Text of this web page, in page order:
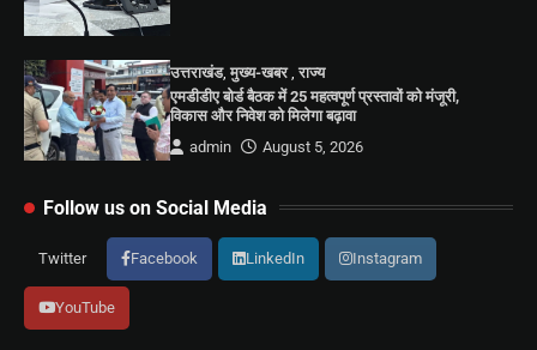
उत्तराखंड,मुख्य-खबर ,राज्य
एमडीडीए बोर्ड बैठक में 25 महत्वपूर्ण प्रस्तावों को मंजूरी,
विकास और निवेश को मिलेगा बढ़ावा
admin
August 5, 2026
Follow us on Social Media
Twitter Facebook LinkedIn Instagram
YouTube